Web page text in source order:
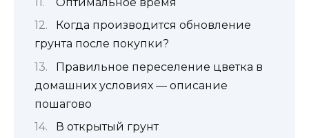
Когда производится обновление
грунта после покупки?
Правильное переселение цветка в
домашних условиях — описание
пошагово
В открытый грунт